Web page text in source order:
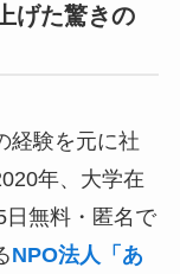
げた驚きの
経験を元に社
年、大学在
無料・匿名で
NPO法人「あ